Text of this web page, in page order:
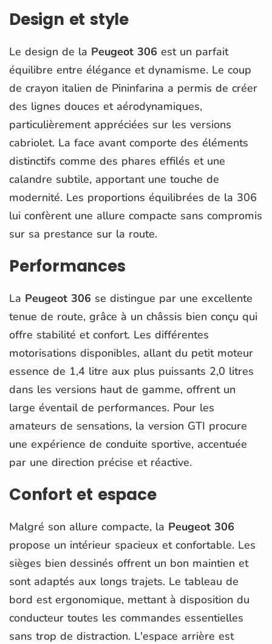
Design et style
Le design de la Peugeot 306 est un parfait
équilibre entre élégance et dynamisme. Le coup
de crayon italien de Pininfarina a permis de créer
des lignes douces et aérodynamiques,
particulièrement appréciées sur les versions
cabriolet. La face avant comporte des éléments
distinctifs comme des phares effilés et une
calandre subtile, apportant une touche de
modernité. Les proportions équilibrées de la 306
lui confèrent une allure compacte sans compromis
sur sa prestance sur la route.
Performances
La Peugeot 306 se distingue par une excellente
tenue de route, grâce à un châssis bien conçu qui
offre stabilité et confort. Les différentes
motorisations disponibles, allant du petit moteur
essence de 1,4 litre aux plus puissants 2,0 litres
dans les versions haut de gamme, offrent un
large éventail de performances. Pour les
amateurs de sensations, la version GTI procure
une expérience de conduite sportive, accentuée
par une direction précise et réactive.
Confort et espace
Malgré son allure compacte, la Peugeot 306
propose un intérieur spacieux et confortable. Les
sièges bien dessinés offrent un bon maintien et
sont adaptés aux longs trajets. Le tableau de
bord est ergonomique, mettant à disposition du
conducteur toutes les commandes essentielles
sans trop de distraction. L'espace arrière est